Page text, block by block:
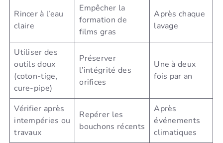
Rincer à l’eau
claire
Empêcher la
formation de
films gras
Après chaque
lavage
Utiliser des
outils doux
(coton-tige,
cure-pipe)
Préserver
l’intégrité des
orifices
Une à deux
fois par an
Vérifier après
intempéries ou
travaux
Repérer les
bouchons récents
Après
événements
climatiques